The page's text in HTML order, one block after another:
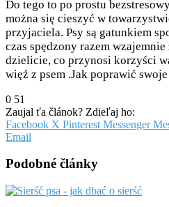
Do tego to po prostu
można się cieszyć w
przyjaciela. Psy są gatunkiem
czas spędzony razem
dzielicie, co przynosi korzyści
więź z psem .Jak poprawić
0 51
Zaujal ťa článok? Zdieľaj ho:
Facebook X Pinterest Messenger
Email
Podobné články